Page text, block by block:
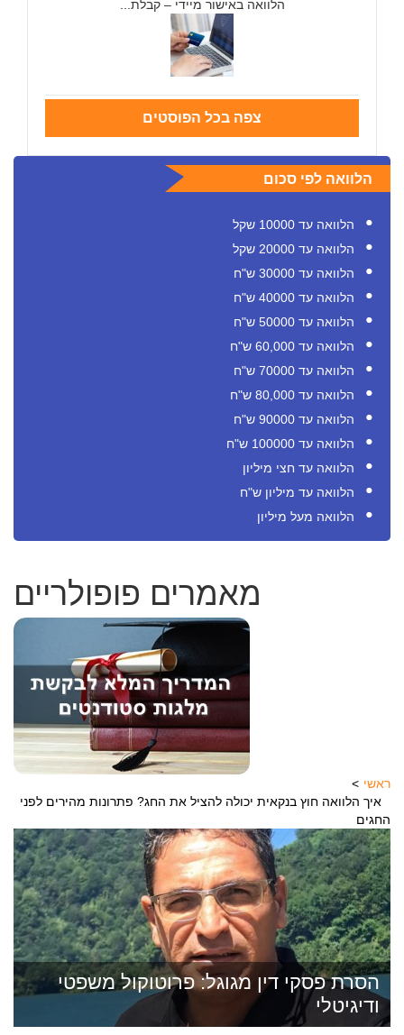
הלוואה באישור מיידי – קבלת...
צפה בכל הפוסטים
הלוואה לפי סכום
הלוואה עד 10000 שקל
הלוואה עד 20000 שקל
הלוואה עד 30000 ש"ח
הלוואה עד 40000 ש"ח
הלוואה עד 50000 ש"ח
הלוואה עד 60,000 ש"ח
הלוואה עד 70000 ש"ח
הלוואה עד 80,000 ש"ח
הלוואה עד 90000 ש"ח
הלוואה עד 100000 ש"ח
הלוואה עד חצי מיליון
הלוואה עד מיליון ש"ח
הלוואה מעל מיליון
מאמרים פופולריים
ראשי
איך הלוואה חוץ בנקאית יכולה להציל את החג? פתרונות מהירים לפני
החגים
הסרת פסקי דין מגוגל: פרוטוקול משפטי
ודיגיטלי